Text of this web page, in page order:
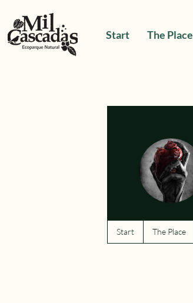
Start The Place
Start The Place